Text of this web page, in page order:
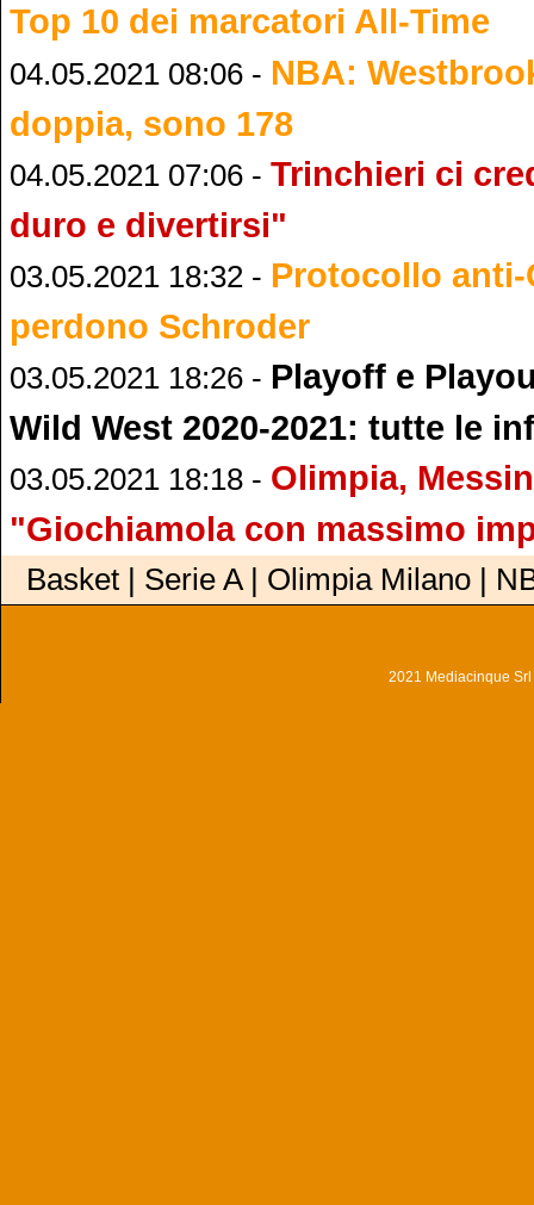
Top 10 dei marcatori All-Time
04.05.2021 08:06 - NBA:
doppia, sono 178
04.05.2021 07:06 - Trinchieri ci
duro e divertirsi"
03.05.2021 18:32 - Protocollo
perdono Schroder
03.05.2021 18:26 - Playoff e
Wild West 2020-2021: tutte le
03.05.2021 18:18 - Olimpia,
"Giochiamola con massimo
Basket | Serie A | Olimpia Milano |
2021 Mediacinque Srl